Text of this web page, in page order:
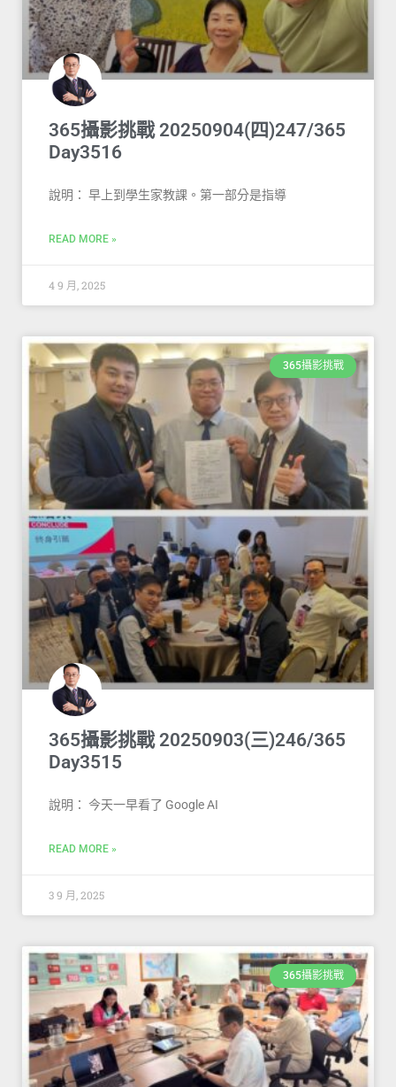
365攝影挑戰 20250904(四)247/365
Day3516
說明： 早上到學生家教課。第一部分是指導
READ MORE »
4 9 月, 2025
365攝影挑戰
365攝影挑戰 20250903(三)246/365
Day3515
說明： 今天一早看了 Google AI
READ MORE »
3 9 月, 2025
365攝影挑戰